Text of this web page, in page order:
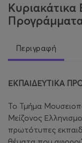
Κυριακάτικα
Περιγραφή
ΕΚΠΑΙΔΕΥΤΙΚΑ
Το Τμήμα
Μείζονος
πρωτότυπες